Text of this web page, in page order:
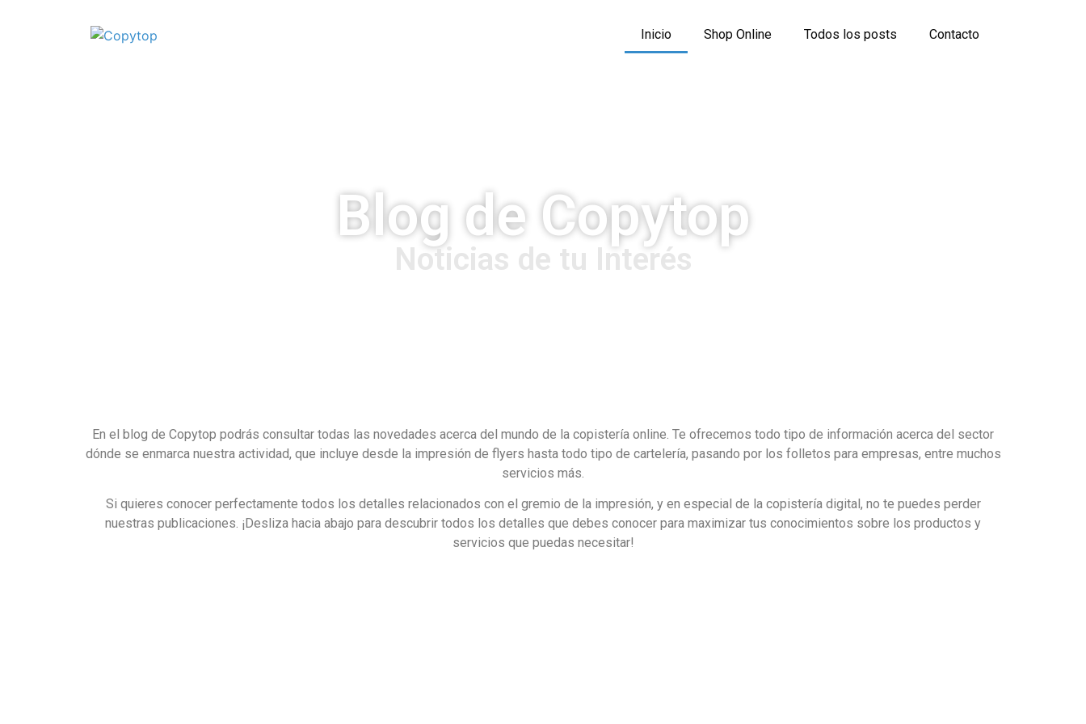
Inicio Shop Online Todos los posts Contacto
Blog de Copytop
Noticias de tu Interés
En el blog de Copytop podrás consultar todas las novedades acerca del mundo de la copistería online. Te ofrecemos todo tipo de información acerca del sector
dónde se enmarca nuestra actividad, que incluye desde la impresión de flyers hasta todo tipo de cartelería, pasando por los folletos para empresas, entre muchos
servicios más.
Si quieres conocer perfectamente todos los detalles relacionados con el gremio de la impresión, y en especial de la copistería digital, no te puedes perder
nuestras publicaciones. ¡Desliza hacia abajo para descubrir todos los detalles que debes conocer para maximizar tus conocimientos sobre los productos y
servicios que puedas necesitar!